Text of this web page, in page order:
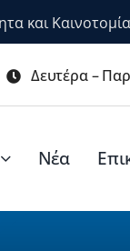
και Καινοτομία
Δευτέρα –
Νέα